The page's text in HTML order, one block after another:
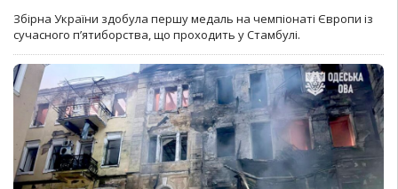
Збірна України здобула першу медаль на чемпіонаті Європи із
сучасного п’ятиборства, що проходить у Стамбулі.